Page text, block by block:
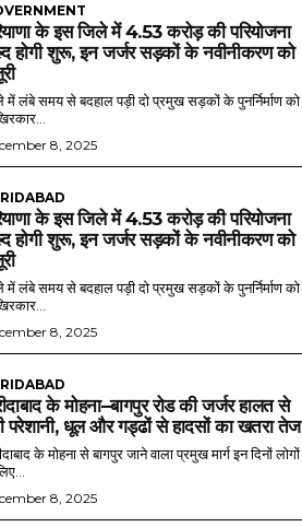
के इस जिले में 4.53 करोड़ की परियोजना
होगी शुरू, इन जर्जर सड़कों के नवीनीकरण को
में लंबे समय से बदहाल पड़ी दो प्रमुख सड़कों के पुनर्निर्माण को
8, 2025
के इस जिले में 4.53 करोड़ की परियोजना
होगी शुरू, इन जर्जर सड़कों के नवीनीकरण को
में लंबे समय से बदहाल पड़ी दो प्रमुख सड़कों के पुनर्निर्माण को
8, 2025
के मोहना–बागपुर रोड की जर्जर हालत से
परेशानी, धूल और गड्ढों से हादसों का खतरा तेज
के मोहना से बागपुर जाने वाला प्रमुख मार्ग इन दिनों लोगों
8, 2025